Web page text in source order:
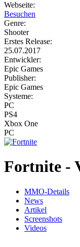
Webseite:
Besuchen
Genre:
Shooter
Erstes Release:
25.07.2017
Entwickler:
Epic Games
Publisher:
Epic Games
Systeme:
PC
PS4
Xbox One
PC
Fortnite -
MMO-Details
News
Artikel
Screenshots
Videos